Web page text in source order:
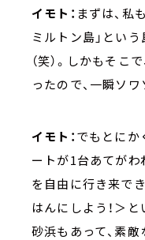
イモト： まずは、私
ミルトン島」とい
（笑）。しかもそ
ったので、一瞬ソワ
イモト：でもとにか
ートが1台あてがわ
を自由に行き来で
はんにしよう！＞
砂浜もあって、素